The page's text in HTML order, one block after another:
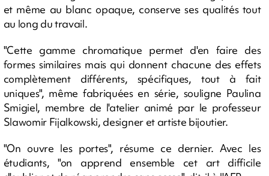
et même au blanc opaque, conserve ses qualités tout
au long du travail.
"Cette gamme chromatique permet d'en faire des
formes similaires mais qui donnent chacune des effets
complètement différents, spécifiques, tout à fait
uniques", même fabriquées en série, souligne Paulina
Smigiel, membre de l'atelier animé par le professeur
Slawomir Fijalkowski, designer et artiste bijoutier.
"On ouvre les portes", résume ce dernier. Avec les
étudiants, "on apprend ensemble cet art difficile